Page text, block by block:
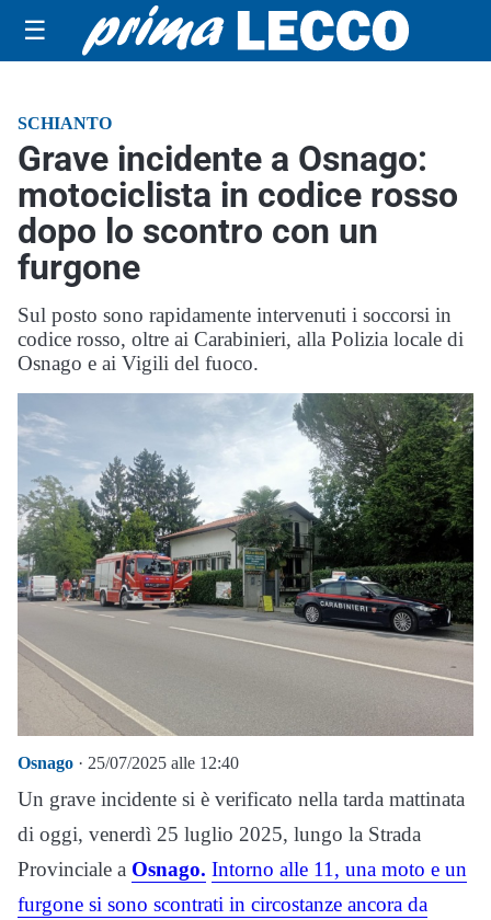
☰
SCHIANTO
Grave incidente a Osnago:
motociclista in codice rosso
dopo lo scontro con un
furgone
Sul posto sono rapidamente intervenuti i soccorsi in
codice rosso, oltre ai Carabinieri, alla Polizia locale di
Osnago e ai Vigili del fuoco.
Osnago · 25/07/2025 alle 12:40
Un grave incidente si è verificato nella tarda mattinata
di oggi, venerdì 25 luglio 2025, lungo la Strada
Provinciale a Osnago. Intorno alle 11, una moto e un
furgone si sono scontrati in circostanze ancora da